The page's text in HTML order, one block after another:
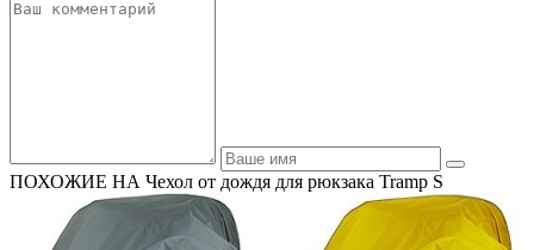
ПОХОЖИЕ НА Чехол от дождя для рюкзака Tramp S